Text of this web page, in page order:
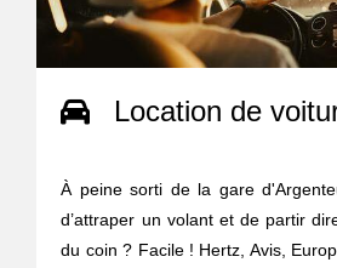
Location de
À peine sorti de la gare
d’attraper un volant et de partir
du coin ? Facile ! Hertz, Avis,